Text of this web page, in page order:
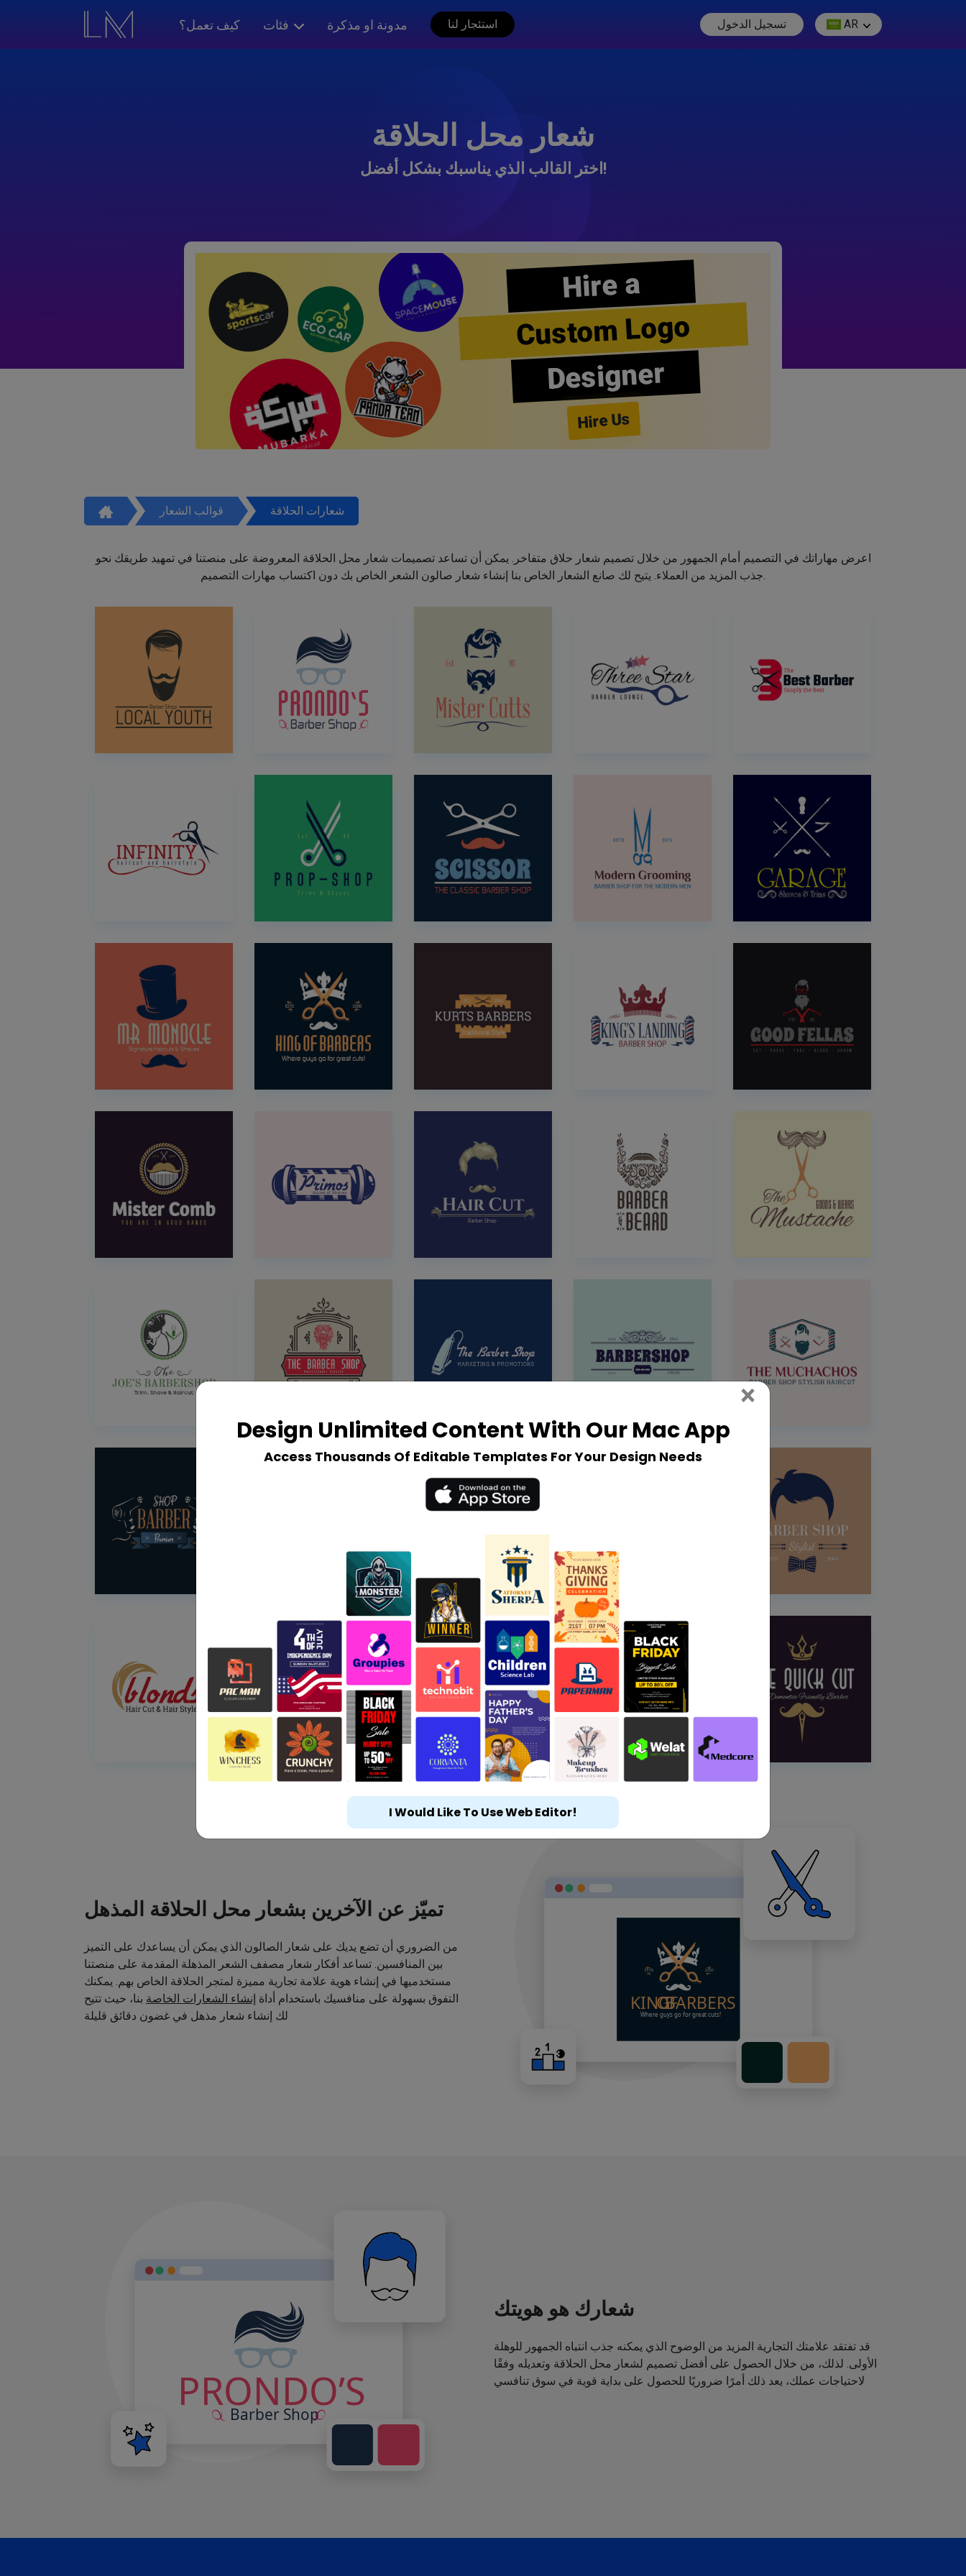
كيف تعمل؟ فئات مدونة او مذكرة استئجار لنا تسجيل الدخول AR
شعار محل الحلاقة
اختر القالب الذي يناسبك بشكل أفضل!
Hire a
Custom Logo
Designer
Hire Us
قوالب الشعار شعارات الحلاقة
اعرض مهاراتك في التصميم أمام الجمهور من خلال تصميم شعار حلاق متفاخر. يمكن أن تساعد تصميمات شعار محل الحلاقة المعروضة على منصتنا في تمهيد طريقك نحو
جذب المزيد من العملاء. يتيح لك صانع الشعار الخاص بنا إنشاء شعار صالون الشعر الخاص بك دون اكتساب مهارات التصميم.
تميّز عن الآخرين بشعار محل الحلاقة المذهل
من الضروري أن تضع يديك على شعار الصالون الذي يمكن أن يساعدك على التميز
بين المنافسين. تساعد أفكار شعار مصفف الشعر المذهلة المقدمة على منصتنا
مستخدميها في إنشاء هوية علامة تجارية مميزة لمتجر الحلاقة الخاص بهم. يمكنك
التفوق بسهولة على منافسيك باستخدام أداة إنشاء الشعارات الخاصة بنا، حيث تتيح
لك إنشاء شعار مذهل في غضون دقائق قليلة
شعارك هو هويتك
قد تفتقد علامتك التجارية المزيد من الوضوح الذي يمكنه جذب انتباه الجمهور للوهلة
الأولى. لذلك، من خلال الحصول على أفضل تصميم لشعار محل الحلاقة وتعديله وفقًا
لاحتياجات عملك، يعد ذلك أمرًا ضروريًا للحصول على بداية قوية في سوق تنافسي
Design Unlimited Content With Our Mac App
Access Thousands Of Editable Templates For Your Design Needs
× Close
I Would Like To Use Web Editor!